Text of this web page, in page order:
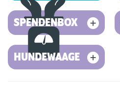
SPENDENBOX
HUNDEWAAGE